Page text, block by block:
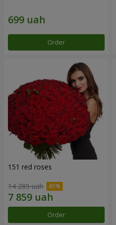
Order
151 red roses
14 289 uah
Order